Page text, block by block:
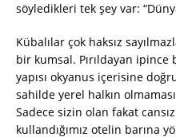
söyledikleri tek şey var:
Kübalılar çok haksız
bir kumsal. Pırıldayan ipince
yapısı okyanus içerisine
sahilde yerel halkın
Sadece sizin olan fakat
kullandığımız otelin barına